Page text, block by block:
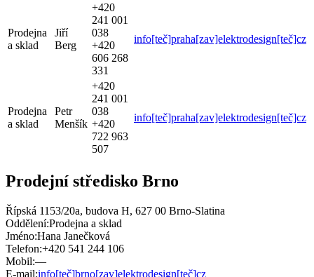
Prodejna
a sklad
Jiří
Berg
+420
241 001
038
+420
606 268
331
info[teč]praha[zav]elektrodesign[teč]cz
Prodejna
a sklad
Petr
Menšík
+420
241 001
038
+420
722 963
507
info[teč]praha[zav]elektrodesign[teč]cz
Prodejní středisko Brno
Řípská 1153/20a, budova H, 627 00 Brno-Slatina
Oddělení:Prodejna a sklad
Jméno:Hana Janečková
Telefon:+420 541 244 106
Mobil:—
E-mail:info[teč]brno[zav]elektrodesign[teč]cz